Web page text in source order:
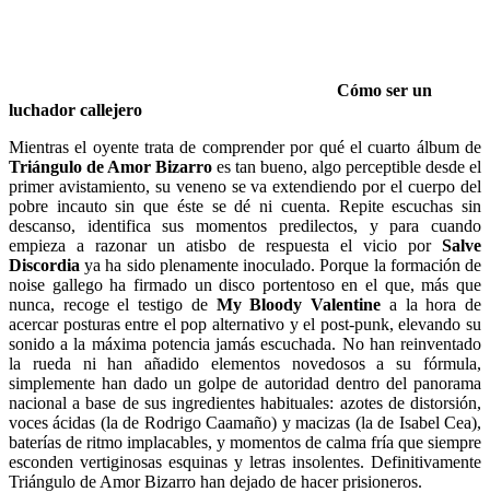
Cómo ser un
luchador callejero
Mientras el oyente trata de comprender por qué el cuarto álbum de
Triángulo de Amor Bizarro es tan bueno, algo perceptible desde el
primer avistamiento, su veneno se va extendiendo por el cuerpo del
pobre incauto sin que éste se dé ni cuenta. Repite escuchas sin
descanso, identifica sus momentos predilectos, y para cuando
empieza a razonar un atisbo de respuesta el vicio por Salve
Discordia ya ha sido plenamente inoculado. Porque la formación de
noise gallego ha firmado un disco portentoso en el que, más que
nunca, recoge el testigo de My Bloody Valentine a la hora de
acercar posturas entre el pop alternativo y el post-punk, elevando su
sonido a la máxima potencia jamás escuchada. No han reinventado
la rueda ni han añadido elementos novedosos a su fórmula,
simplemente han dado un golpe de autoridad dentro del panorama
nacional a base de sus ingredientes habituales: azotes de distorsión,
voces ácidas (la de Rodrigo Caamaño) y macizas (la de Isabel Cea),
baterías de ritmo implacables, y momentos de calma fría que siempre
esconden vertiginosas esquinas y letras insolentes. Definitivamente
Triángulo de Amor Bizarro han dejado de hacer prisioneros.